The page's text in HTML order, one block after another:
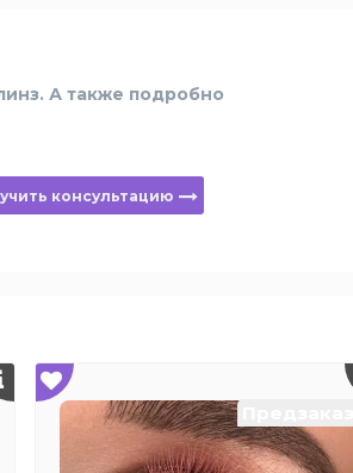
А также подробно
консультацию